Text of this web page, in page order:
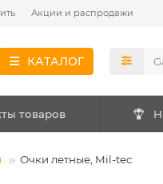
Акции и распродажи
КАТАЛОГ
товаров
Очки летные, Mil-tec